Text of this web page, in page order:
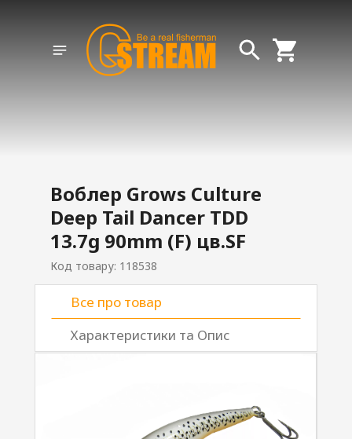
Воблер Grows Culture
Deep Tail Dancer TDD
13.7g 90mm (F) цв.SF
Код товару: 118538
Все про товар
Характеристики та Опис